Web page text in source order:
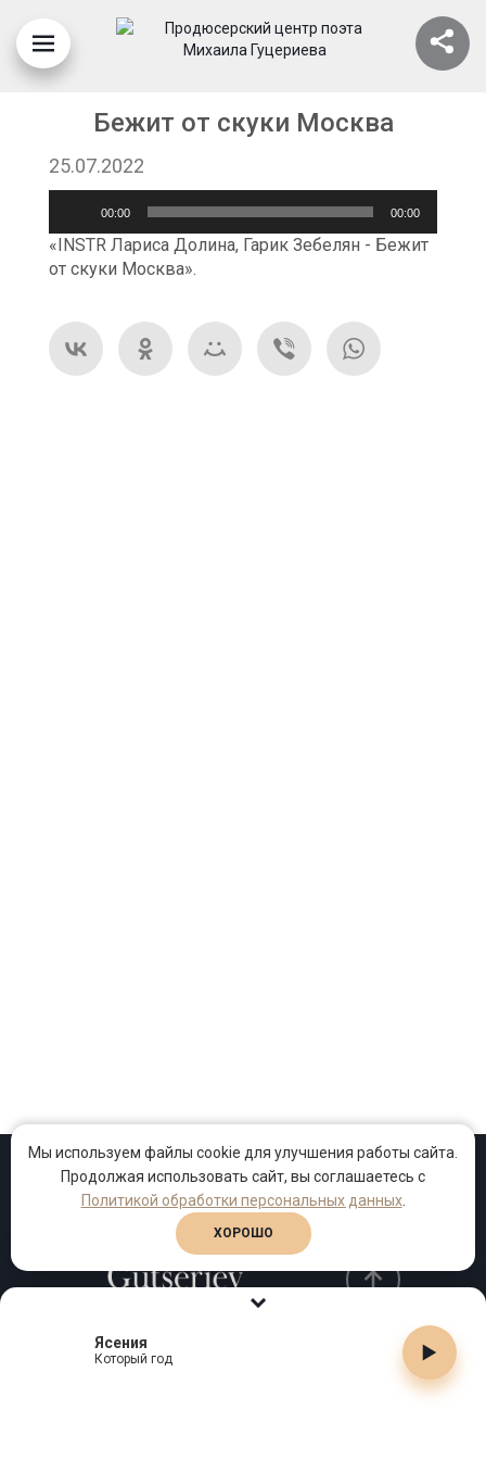
Ясения
Который год
Бежит от скуки Москва
25.07.2022
00:00 00:00
«INSTR Лариса Долина, Гарик Зебелян - Бежит
от скуки Москва».
Проекты Песни Клипы
Телефон:
Мы используем файлы cookie для улучшения работы сайта.
Продолжая использовать сайт, вы соглашаетесь с
Политикой обработки персональных данных.
ХОРОШО